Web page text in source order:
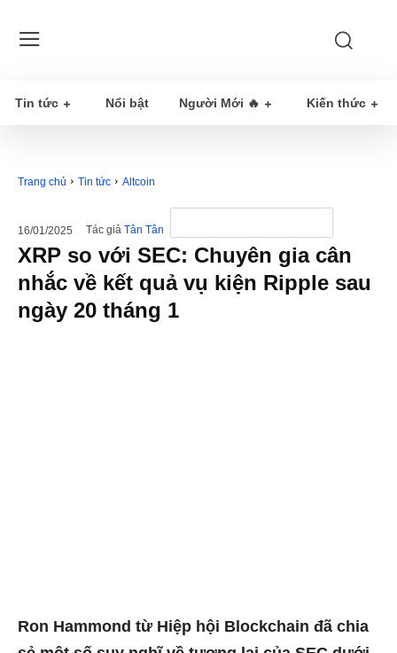
Tin tức Nổi bật Người Mới 🔥 Kiến thức
Trang chủ Tin tức Altcoin
16/01/2025 Tác giả Tân Tân
XRP so với SEC: Chuyên gia cân
nhắc về kết quả vụ kiện Ripple sau
ngày 20 tháng 1
Ron Hammond từ Hiệp hội Blockchain đã chia